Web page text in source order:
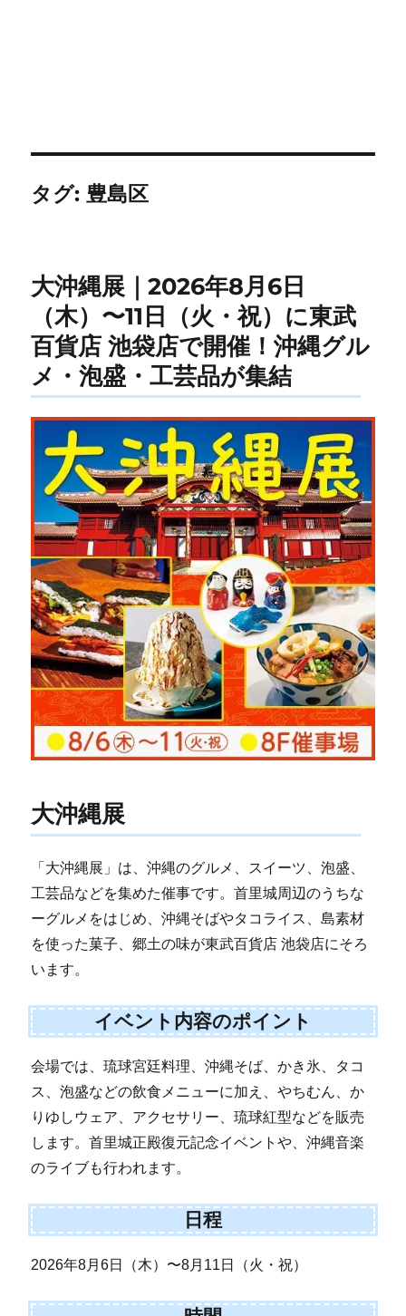
タグ:豊島区
大沖縄展｜2026年8月6日
（木）〜11日（火・祝）に東武
百貨店 池袋店で開催！沖縄グル
メ・泡盛・工芸品が集結
大沖縄展
「大沖縄展」は、沖縄のグルメ、スイーツ、泡盛、
工芸品などを集めた催事です。首里城周辺のうちな
ーグルメをはじめ、沖縄そばやタコライス、島素材
を使った菓子、郷土の味が東武百貨店 池袋店にそろ
います。
イベント内容のポイント
会場では、琉球宮廷料理、沖縄そば、かき氷、タコ
ス、泡盛などの飲食メニューに加え、やちむん、か
りゆしウェア、アクセサリー、琉球紅型などを販売
します。首里城正殿復元記念イベントや、沖縄音楽
のライブも行われます。
日程
2026年8月6日（木）〜8月11日（火・祝）